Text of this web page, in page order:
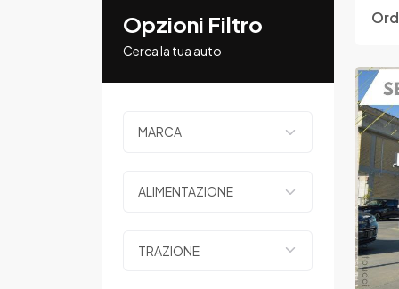
Opzioni Filtro
Cerca la tua auto